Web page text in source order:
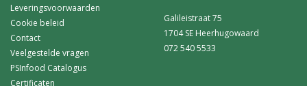
Leveringsvoorwaarden
Cookie beleid
Contact
Veelgestelde vragen
PSInfood Catalogus
Certificaten
Galileistraat 75
1704 SE Heerhugowaard
072 540 5533